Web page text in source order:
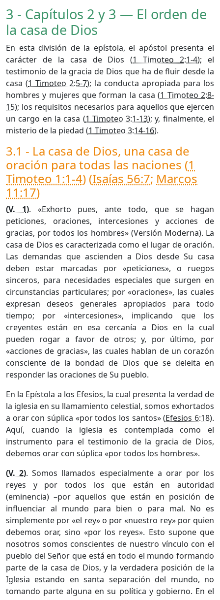
3 - Capítulos 2 y 3 — El orden de
la casa de Dios
En esta división de la epístola, el apóstol presenta el
carácter de la casa de Dios (1 Timoteo 2:1-4); el
testimonio de la gracia de Dios que ha de fluir desde la
casa (1 Timoteo 2:5-7); la conducta apropiada para los
hombres y mujeres que forman la casa (1 Timoteo 2:8-
15); los requisitos necesarios para aquellos que ejercen
un cargo en la casa (1 Timoteo 3:1-13); y, finalmente, el
misterio de la piedad (1 Timoteo 3:14-16).
3.1 - La casa de Dios, una casa de
oración para todas las naciones (1
Timoteo 1:1-4) (Isaías 56:7; Marcos
11:17)
(V. 1). «Exhorto pues, ante todo, que se hagan
peticiones, oraciones, intercesiones y acciones de
gracias, por todos los hombres» (Versión Moderna). La
casa de Dios es caracterizada como el lugar de oración.
Las demandas que ascienden a Dios desde Su casa
deben estar marcadas por «peticiones», o ruegos
sinceros, para necesidades especiales que surgen en
circunstancias particulares; por «oraciones», las cuales
expresan deseos generales apropiados para todo
tiempo; por «intercesiones», implicando que los
creyentes están en esa cercanía a Dios en la cual
pueden rogar a favor de otros; y, por último, por
«acciones de gracias», las cuales hablan de un corazón
consciente de la bondad de Dios que se deleita en
responder las oraciones de Su pueblo.
En la Epístola a los Efesios, la cual presenta la verdad de
la iglesia en su llamamiento celestial, somos exhortados
a orar con súplica «por todos los santos» (Efesios 6:18).
Aquí, cuando la iglesia es contemplada como el
instrumento para el testimonio de la gracia de Dios,
debemos orar con súplica «por todos los hombres».
(V. 2). Somos llamados especialmente a orar por los
reyes y por todos los que están en autoridad
(eminencia) –por aquellos que están en posición de
influenciar al mundo para bien o para mal. No es
simplemente por «el rey» o por «nuestro rey» por quien
debemos orar, sino «por los reyes». Esto supone que
nosotros somos conscientes de nuestro vínculo con el
pueblo del Señor que está en todo el mundo formando
parte de la casa de Dios, y la verdadera posición de la
Iglesia estando en santa separación del mundo, no
tomando parte alguna en su política y gobierno. En el